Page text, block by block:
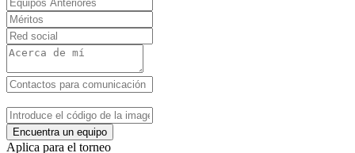
Encuentra un equipo
Aplica para el torneo